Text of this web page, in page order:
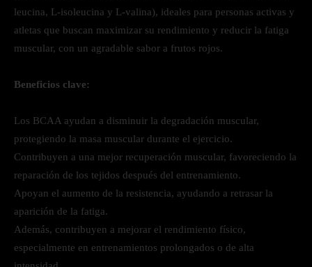
leucina, L-isoleucina y L-valina), ideales para personas activas y
atletas que buscan maximizar su rendimiento y reducir la fatiga
muscular, con un agradable sabor a frutos rojos.
Beneficios clave:
Los BCAA ayudan a disminuir la degradación muscular,
protegiendo la masa muscular durante el ejercicio.
Contribuyen a una mejor recuperación muscular, favoreciendo la
reparación de los tejidos después del entrenamiento.
Apoyan el aumento de la resistencia, ayudando a retrasar la
aparición de la fatiga.
Además, contribuyen a mejorar el rendimiento físico,
especialmente en entrenamientos prolongados o de alta